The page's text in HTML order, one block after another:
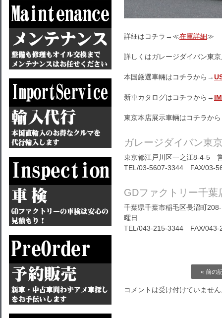
詳細はコチラ→≪在庫詳細≫
詳しくはガレージダイバン東
本国厳選車輛はコチラから→
新車カタログはコチラから→
東京本店展示車輛はコチラか
ガレージダイバン東
東京都江戸川区一之江8-4-5
TEL/03-5607-3344 FAX/03-
GDファクトリー千葉
千葉県千葉市稲毛区長沼町
曜日
TEL/043-215-3344 FAX/043-
« 前の
コメントは受け付けていませ